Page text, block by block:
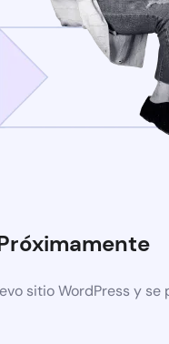
sitio WordPress y